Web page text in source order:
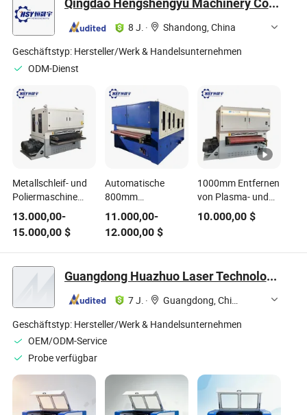
kostensparende
und
effizienzsteigernde
automatisierte
Lösungen für
Landmaschinen
für Metallrohre
Effizienz
Qingdao Hengshengyu Machinery Co., Ltd.
8 J. ·
Shandong, China
Geschäftstyp: Hersteller/Werk & Handelsunternehmen
ODM-Dienst
Metallschleif- und
Poliermaschine
wird für das
Laserschneiden
von
Kohlenstoffstahl,
Edelstahl,
Oxidschichten,
Polieren und
verwendet
13.000,00-
15.000,00 $
Automatische
800mm
Metallentgratungsmaschine
Metallblechentgratung
für
Laserschneidteile
11.000,00-
12.000,00$
1000mm Entfernen
von Plasma- und
Flammenschneid-
Schlacke
Entschlackungs-
Entgratmischine
Schlacke
10.000,00$
Guangdong Huazhuo Laser Technology Co., Ltd.
7 J. ·
Guangdong, China
Geschäftstyp: Hersteller/Werk & Handelsunternehmen
OEM/ODM-Service
Probe verfügbar